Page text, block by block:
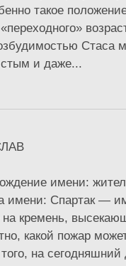
такое
Стаса
и даже...
имени:
имени: Спартак —
на кремень,
какой пожар
на сегодняшний